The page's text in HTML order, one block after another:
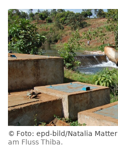
Foto: epd-bild/Natalia Matter
am Fluss Thiba.